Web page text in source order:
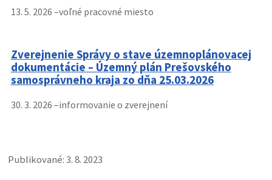
13. 5. 2026 –voľné pracovné miesto
Zverejnenie Správy o stave územnoplánovacej
dokumentácie – Územný plán Prešovského
samosprávneho kraja zo dňa 25.03.2026
30. 3. 2026 –informovanie o zverejnení
Publikované: 3. 8. 2023